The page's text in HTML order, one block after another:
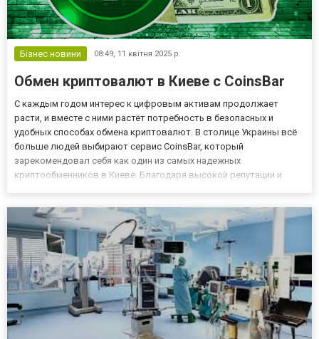
Бізнес новини 08:49, 11 квітня 2025 р.
Обмен криптовалют в Киеве с CoinsBar
С каждым годом интерес к цифровым активам продолжает
расти, и вместе с ними растёт потребность в безопасных и
удобных способах обмена криптовалют. В столице Украины всё
больше людей выбирают сервис CoinsBar, который
зарекомендовал себя как один из самых надежных
криптообменников в Киеве. Благодаря высокой репутации и
цените время, безопасно...